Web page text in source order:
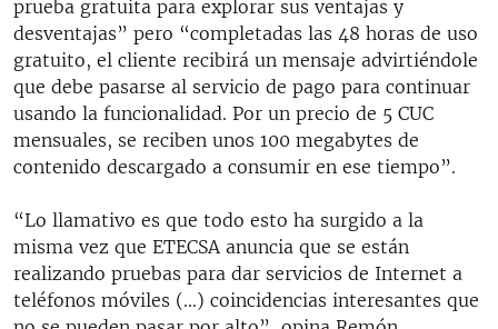
prueba gratuita para explorar sus ventajas y
desventajas” pero “completadas las 48 horas de uso
gratuito, el cliente recibirá un mensaje advirtiéndole
que debe pasarse al servicio de pago para continuar
usando la funcionalidad. Por un precio de 5 CUC
mensuales, se reciben unos 100 megabytes de
contenido descargado a consumir en ese tiempo”.
“Lo llamativo es que todo esto ha surgido a la
misma vez que ETECSA anuncia que se están
realizando pruebas para dar servicios de Internet a
teléfonos móviles (...) coincidencias interesantes que